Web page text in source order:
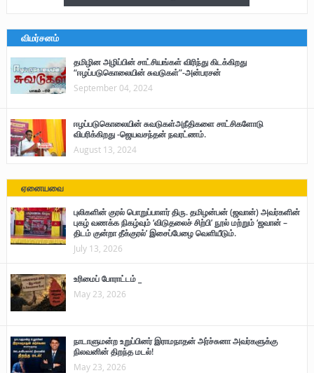
விமர்சனம்
தமிழின அழிப்பின் சாட்சியங்கள் விரிந்து கிடக்கிறது
“ஈழப்படுகொலையின் சுவடுகள்”-அன்பரசன்
September 04, 2024
ஈழப்படுகொலையின் சுவடுகள்அநீதிகளை சாட்சிகளோடு
விபரிக்கிறது -ஜெயவசந்தன் நவரட்ணம்.
August 13, 2024
ஏனையவை
புலிகளின் குரல் பொறுப்பாளர் திரு. தமிழன்பன் (ஜவான்) அவர்களின்
புகழ் வணக்க நிகழ்வும் ‘விடுதலைச் சிற்பி’ நூல் மற்றும் ‘ஜவான் –
திடம் குன்றா தீக்குரல்’ இசைப்பேழை வெளியீடும்.
July 13, 2026
உரிமைப் போராட்டம் _
May 23, 2026
நாடாளுமன்ற உறுப்பினர் இராமநாதன் அர்ச்சுனா அவர்களுக்கு
நிலவனின் திறந்த மடல்!
May 23, 2026